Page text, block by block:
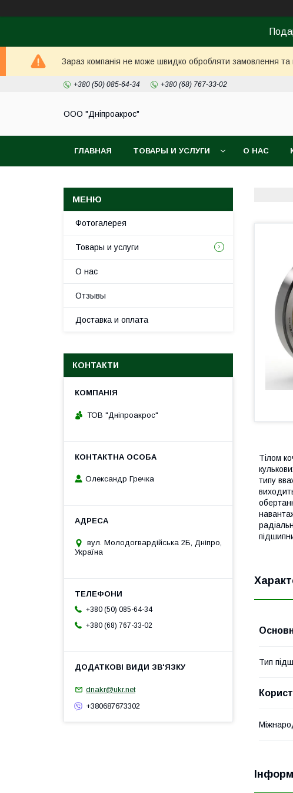
Зараз компанія не може швидко обробляти замовлення
+380 (50) 085-64-34 +380 (68) 767-33-02
ООО "Дніпроакрос"
ГЛАВНАЯ ТОВАРЫ И УСЛУГИ О НАС
Тілом
типу
Тип
Фотогалерея
Товары и услуги
О нас
Отзывы
Доставка и оплата
КОНТАКТИ
ТОВ "Дніпроакрос"
Олександр Гречка
вул. Молодогвардійська 2Б, Дніпро,
Україна
+380 (50) 085-64-34
+380 (68) 767-33-02
dnakr@ukr.net
+380687673302